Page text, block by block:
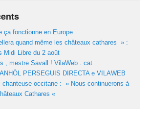
ça fonctionne en Europe
quand même les châteaux cathares » :
Midi Libre du 2 août
, mestre Savall ! VilaWeb . cat
PERSEGUIS DIRECTA e VILAWEB
chanteuse occitane : » Nous continuerons à
Cathares «